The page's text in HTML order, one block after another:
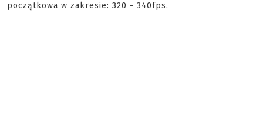
początkowa w zakresie: 320 - 340fps.